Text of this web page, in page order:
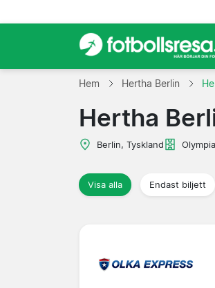
Hem Hertha Berlin
Hertha
Berlin, Tyskland
Visa alla Endast biljett